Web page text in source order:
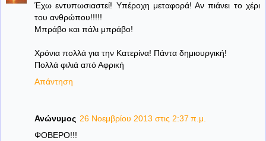
Έχω εντυπωσιαστεί! Υπέροχη μεταφορά! Αν πιάνει το χέρι
του ανθρώπου!!!!!
Μπράβο και πάλι μπράβο!
Χρόνια πολλά για την Κατερίνα! Πάντα δημιουργική!
Πολλά φιλιά από Αφρική
Απάντηση
Ανώνυμος 26 Νοεμβρίου 2013 στις 2:37 π.μ.
ΦΟΒΕΡΟ!!!